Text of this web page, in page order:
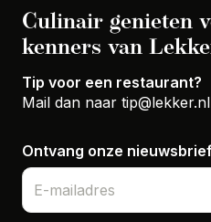
Culinair genieten
kenners van
Tip voor een restaurant?
Mail dan naar tip@lekker.nl
Ontvang onze